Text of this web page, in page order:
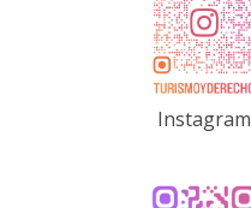
Instagram